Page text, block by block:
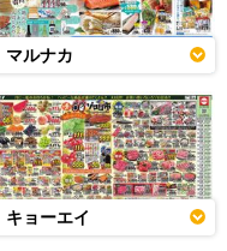
マルナカ
キョーエイ